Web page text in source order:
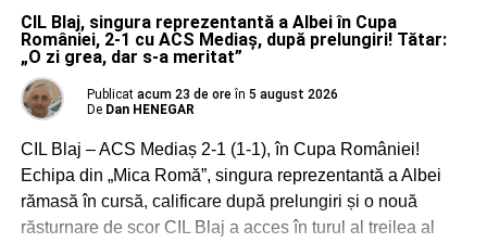
CIL Blaj, singura reprezentantă a Albei în Cupa
României, 2-1 cu ACS Mediaș, după prelungiri! Tătar:
„O zi grea, dar s-a meritat”
Publicat acum 23 de ore în 5 august 2026
De Dan HENEGAR
CIL Blaj – ACS Mediaș 2-1 (1-1), în Cupa României!
Echipa din „Mica Romă”, singura reprezentantă a Albei
rămasă în cursă, calificare după prelungiri și o nouă
răsturnare de scor CIL Blaj a acces în turul al treilea al